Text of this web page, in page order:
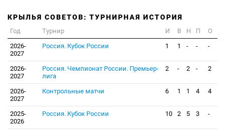
КРЫЛЬЯ СОВЕТОВ: ТУРНИРНАЯ ИСТОРИЯ
Год Турнир И В Н П
О
2026-
2027
Россия. Кубок России 1 1 - - -
2026-
2027
Россия. Чемпионат России. Премьер-
лига
2 - 2 - 2
2026-
2027
Контрольные матчи 6 1 1 4 4
2025-
2026
Россия. Кубок России 10 2 5 3 -